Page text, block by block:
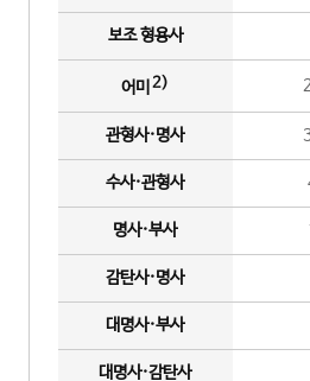
보조 형용사
어미 2)
관형사·명사
수사·관형사
명사·부사
감탄사·명사
대명사·부사
대명사·감탄사